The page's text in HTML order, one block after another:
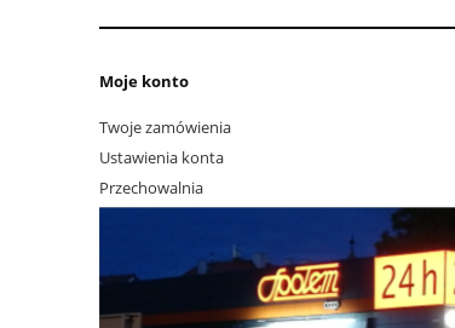
Moje konto
Twoje zamówienia
Ustawienia konta
Przechowalnia